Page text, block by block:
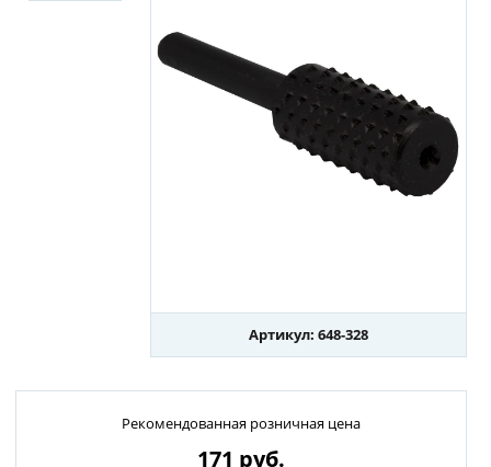
Артикул: 648-328
Рекомендованная розничная цена
171 руб.